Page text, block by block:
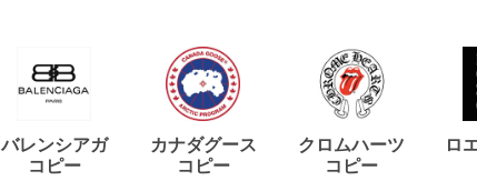
バレンシアガ
コピー
カナダグース
コピー
クロムハーツ
コピー
ロ